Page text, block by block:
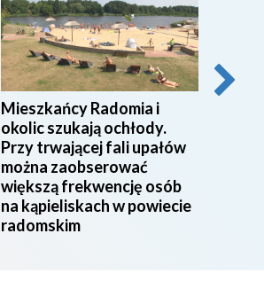
Mieszkańcy Radomia i
okolic szukają ochłody.
Przy trwającej fali upałów
można zaobserować
większą frekwencję osób
na kąpieliskach w powiecie
radomskim